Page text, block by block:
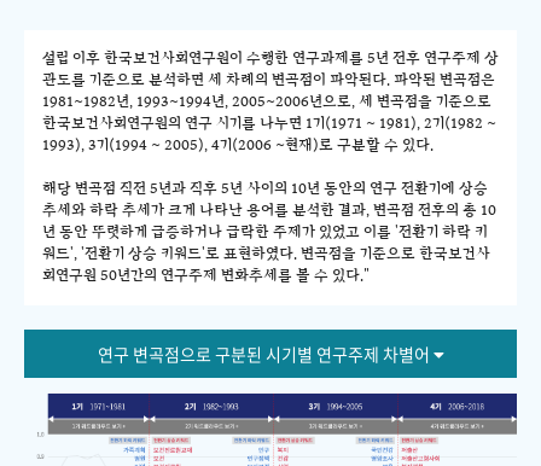
설립 이후 한국보건사회연구원이 수행한 연구과제를 5년 전후 연구주제 상
관도를 기준으로 분석하면 세 차례의 변곡점이 파악된다. 파악된 변곡점은
1981~1982년, 1993~1994년, 2005~2006년으로, 세 변곡점을 기준으로
한국보건사회연구원의 연구 시기를 나누면 1기(1971 ~ 1981), 2기(1982 ~
1993), 3기(1994 ~ 2005), 4기(2006 ~현재)로 구분할 수 있다.
해당 변곡점 직전 5년과 직후 5년 사이의 10년 동안의 연구 전환기에 상승
추세와 하락 추세가 크게 나타난 용어를 분석한 결과, 변곡점 전후의 총 10
년 동안 뚜렷하게 급증하거나 급락한 주제가 있었고 이를 '전환기 하락 키
워드', '전환기 상승 키워드'로 표현하였다. 변곡점을 기준으로 한국보건사
회연구원 50년간의 연구주제 변화추세를 볼 수 있다."
연구 변곡점으로 구분된 시기별 연구주제 차별어